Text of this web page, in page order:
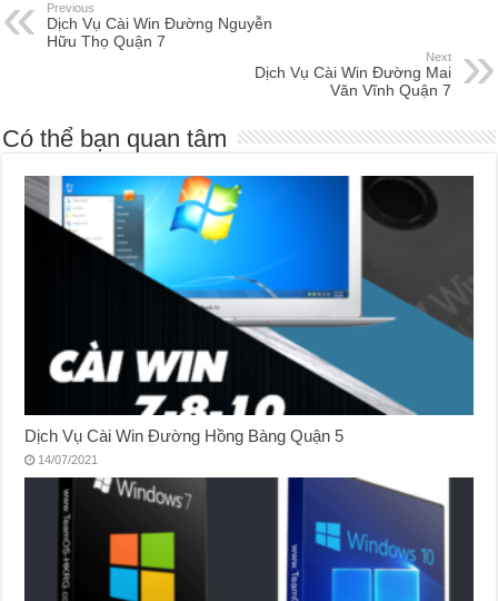
Previous
Dịch Vụ Cài Win Đường Nguyễn
Hữu Thọ Quận 7
Next
Dịch Vụ Cài Win Đường Mai
Văn Vĩnh Quận 7
Có thể bạn quan tâm
Dịch Vụ Cài Win Đường Hồng Bàng Quận 5
14/07/2021